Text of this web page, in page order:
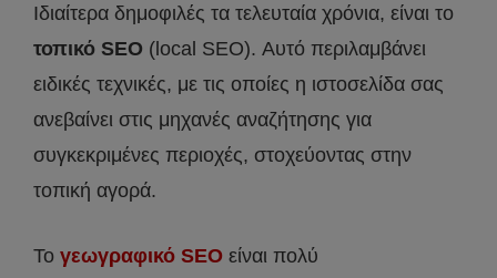
Ιδιαίτερα δημοφιλές τα τελευταία χρόνια, είναι το
τοπικό SEO (local SEO). Αυτό περιλαμβάνει
ειδικές τεχνικές, με τις οποίες η ιστοσελίδα σας
ανεβαίνει στις μηχανές αναζήτησης για
συγκεκριμένες περιοχές, στοχεύοντας στην
τοπική αγορά.
Το γεωγραφικό SEO είναι πολύ